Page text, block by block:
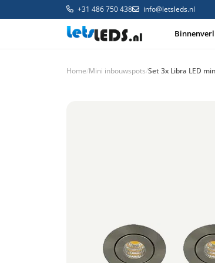
+31 486 750 438 info@letsleds.nl
Home/Mini inbouwspots/Set 3x Libra LED